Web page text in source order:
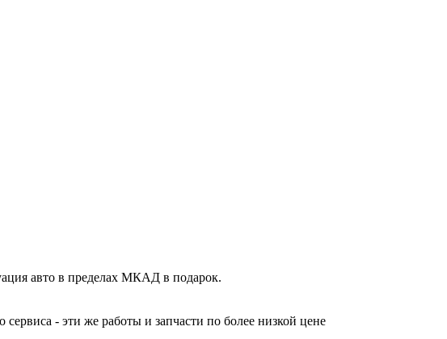
авто в пределах МКАД в подарок.
сервиса - эти же работы и запчасти по более низкой цене